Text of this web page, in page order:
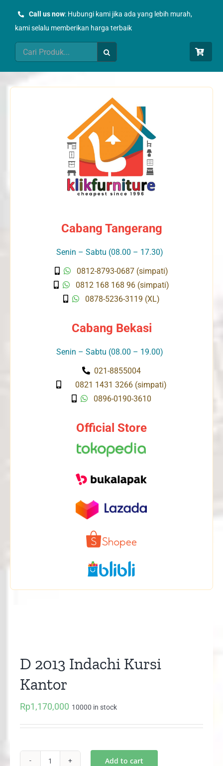
Call us now: Hubungi kami jika ada yang lebih murah,
kami selalu memberikan harga terbaik
Search
for:
Cabang Tangerang
Senin – Sabtu (08.00 – 17.30)
0812-8793-0687 (simpati)
0812 168 168 96 (simpati)
0878-5236-3119 (XL)
Cabang Bekasi
Senin – Sabtu (08.00 – 19.00)
021-8855004
0821 1431 3266 (simpati)
0896-0190-3610
Official Store
D 2013 Indachi Kursi
Kantor
Rp1,170,000 10000 in stock
Add to cart